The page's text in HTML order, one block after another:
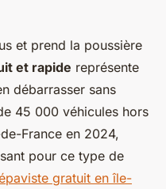
et prend la poussière
et rapide représente
débarrasser sans
45 000 véhicules hors
France en 2024,
pour ce type de
gratuit en île-